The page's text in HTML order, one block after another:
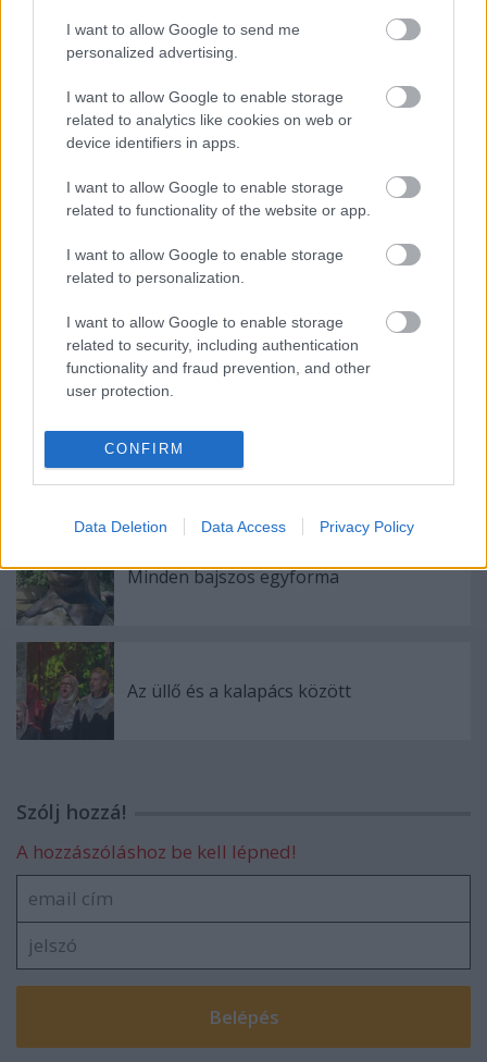
I want to allow Google to send me
personalized advertising.
I want to allow Google to enable storage
related to analytics like cookies on web or
device identifiers in apps.
I want to allow Google to enable storage
related to functionality of the website or app.
I want to allow Google to enable storage
related to personalization.
I want to allow Google to enable storage
related to security, including authentication
functionality and fraud prevention, and other
user protection.
CONFIRM
Data Deletion Data Access Privacy Policy
Címkék: Hungarian Quartet
Ajánlott bejegyzések:
Vetélkedő társművészetek
A megválaszolatlan kérdés
Minden bajszos egyforma
Az üllő és a kalapács között
Szólj hozzá!
A hozzászóláshoz be kell lépned!